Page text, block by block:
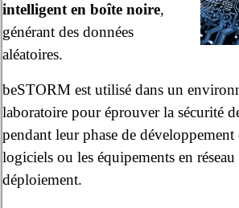
intelligent en boîte noire,
générant des données
aléatoires.
beSTORM est utilisé dans un
laboratoire pour éprouver la sécurité
pendant leur phase de
logiciels ou les équipements en
déploiement.